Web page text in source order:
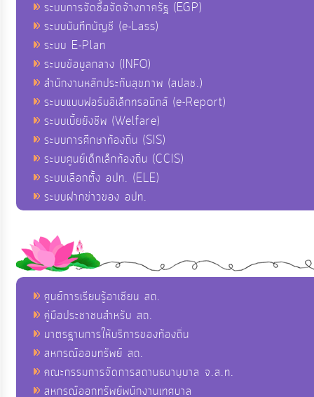
ระบบการจัดซื้อจัดจ้างภาครัฐ (EGP)
ระบบบันทึกบัญชี (e-Lass)
ระบบ E-Plan
ระบบข้อมูลกลาง (INFO)
สำนักงานหลักประกันสุขภาพ (สปสช.)
ระบบแบบฟอร์มอิเล็กทรอนิกส์ (e-Report)
ระบบเบี้ยยังชีพ (Welfare)
ระบบการศึกษาท้องถิ่น (SIS)
ระบบศูนย์เด็กเล็กท้องถิ่น (CCIS)
ระบบเลือกตั้ง อปท. (ELE)
ระบบฝากข่าวของ อปท.
ศูนย์การเรียนรู้อาเซียน สถ.
คู่มือประชาชนสำหรับ สถ.
มาตรฐานการให้บริการของท้องถิ่น
สหกรณ์ออมทรัพย์ สถ.
คณะกรรมการจัดการสถานธนานุบาล จ.ส.ท.
สหกรณ์ออกทรัพย์พนักงานเทศบาล